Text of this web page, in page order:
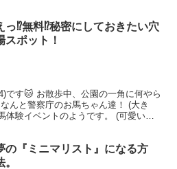
っ⁉︎無料⁉︎秘密にしておきたい穴
スポット！
です🐱 お散歩中、公園の一角に何やら
んと警察庁のお馬ちゃん達！ (大き
体験イベントのようです。 (可愛い♡)
の『ミニマリスト』になる方
。